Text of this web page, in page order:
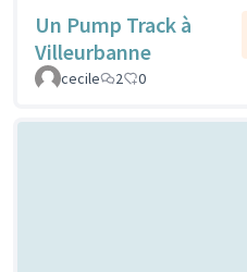
Un Pump Track à
Villeurbanne
cecile
2 0